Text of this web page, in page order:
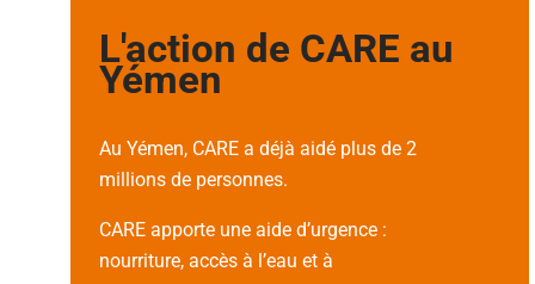
L'action de CARE au
Yémen
Au Yémen, CARE a déjà aidé plus de 2
millions de personnes.
CARE apporte une aide d’urgence :
nourriture, accès à l’eau et à